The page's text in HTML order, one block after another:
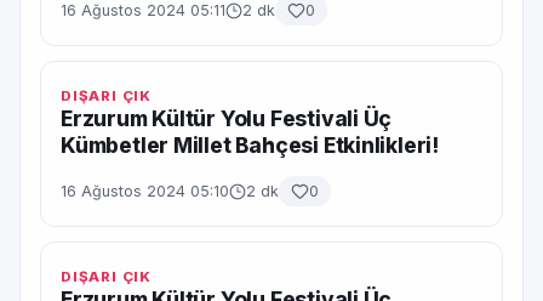
16 Ağustos 2024 05:11 2 dk 0
DIŞARI ÇIK
Erzurum Kültür Yolu Festivali Üç
Kümbetler Millet Bahçesi Etkinlikleri!
16 Ağustos 2024 05:10 2 dk 0
DIŞARI ÇIK